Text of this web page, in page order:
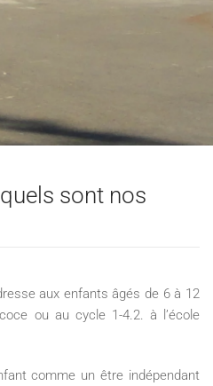
sont nos
aux enfants âgés de 6 à 12
ou au cycle 1-4.2. à l’école
comme un être indépendant